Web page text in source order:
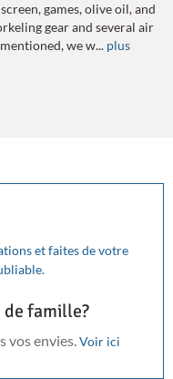
games, olive oil, and
gear and several air
we w... plus
et faites de votre
de famille?
vos envies.Voir ici